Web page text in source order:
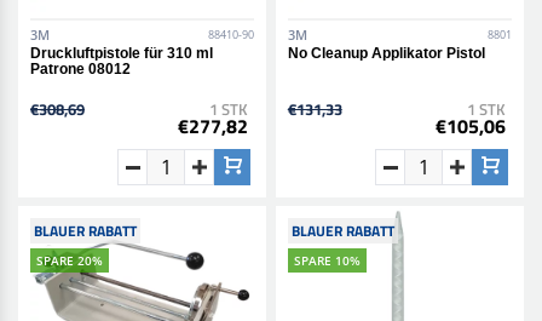
3M 88410-90
Druckluftpistole für 310 ml
Patrone 08012
€308,69 1 STK
€277,82
3M 8801
No Cleanup Applikator Pistol
€131,33 1 STK
€105,06
BLAUER RABATT
SPARE 20%
BLAUER RABATT
SPARE 10%